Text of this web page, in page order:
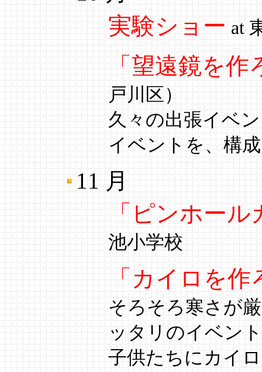
実験ショー at
「望遠鏡を作
戸川区）
久々の出張イベ
イベントを、構
11 月
「ピンホー
池小学校
「カイロを
そろそろ寒さが
ッタリのイベン
子供たちにカイ